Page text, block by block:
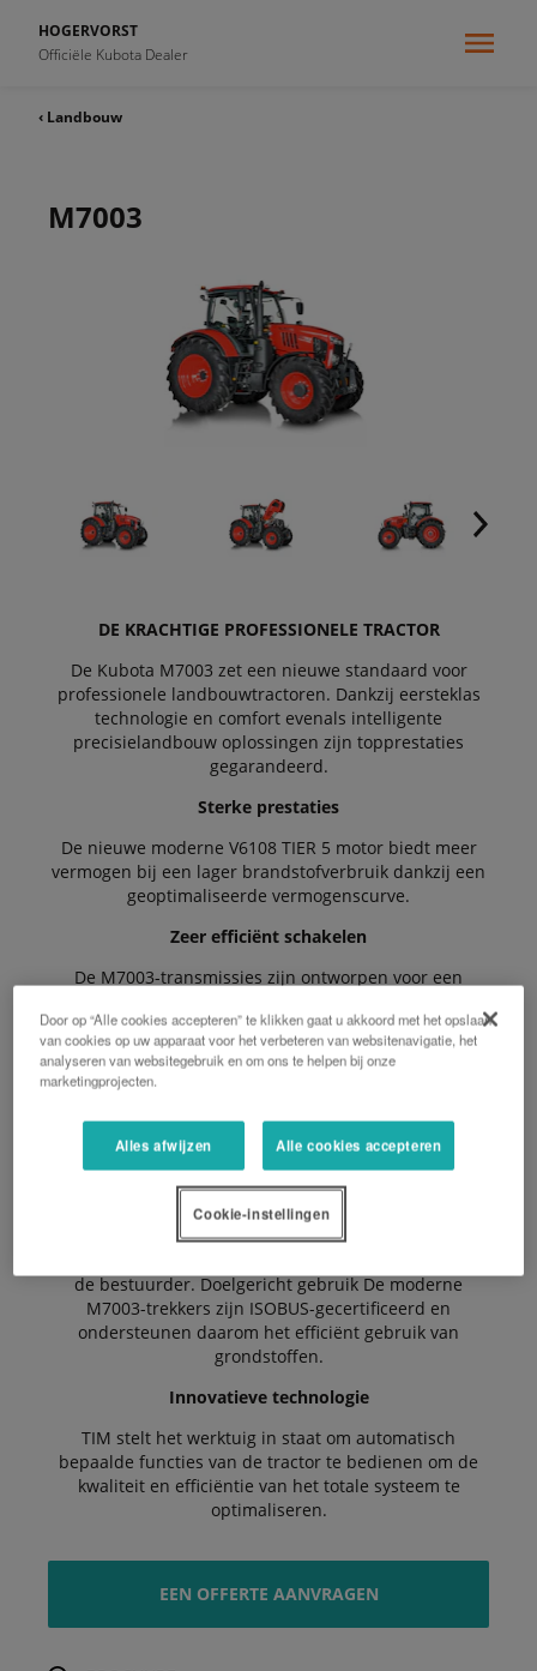
HOGERVORST
Officiële Kubota Dealer
‹ Landbouw
M7003
DE KRACHTIGE PROFESSIONELE TRACTOR
De Kubota M7003 zet een nieuwe standaard voor
professionele landbouwtractoren. Dankzij eersteklas
technologie en comfort evenals intelligente
precisielandbouw oplossingen zijn topprestaties
gegarandeerd.
Sterke prestaties
De nieuwe moderne V6108 TIER 5 motor biedt meer
vermogen bij een lager brandstofverbruik dankzij een
geoptimaliseerde vermogenscurve.
Zeer efficiënt schakelen
De M7003-transmissies zijn ontworpen voor een
bedrijfsomstandigheden.
Hoogwaardige speler
M7003 zijn perfect afgestemd op de unieke prestaties
van deze hoogwaardige tractor.
Perfecte commandocentrum
De ruime cabine biedt een uiterst comfortabele
de bestuurder. Doelgericht gebruik De moderne
M7003-trekkers zijn ISOBUS-gecertificeerd en
ondersteunen daarom het efficiënt gebruik van
grondstoffen.
Innovatieve technologie
TIM stelt het werktuig in staat om automatisch
bepaalde functies van de tractor te bedienen om de
kwaliteit en efficiëntie van het totale systeem te
optimaliseren.
EEN OFFERTE AANVRAGEN
Door op “Alle cookies accepteren” te klikken gaat u akkoord met het opslaan
van cookies op uw apparaat voor het verbeteren van websitenavigatie, het
analyseren van websitegebruik en om ons te helpen bij onze
marketingprojecten.
Alles afwijzen Alle cookies accepteren
Cookie-instellingen